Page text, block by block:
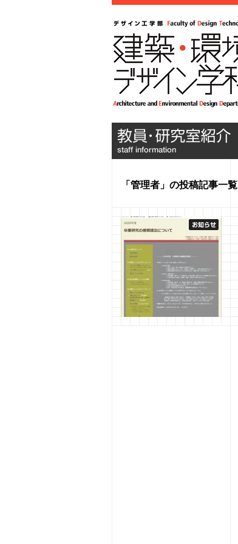
「管理者」の投稿記事一覧